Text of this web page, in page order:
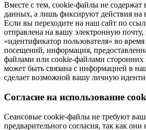
Вместе с тем, cookie-файлы не
данных, а лишь фиксируют действия на
Если вы переходите на наш сайт по
отправлена на вашу электронную почту,
«идентификатор пользователя» во
посещений, информация,
файлами или cookie-файлами сторонних
может быть связана с информацией в
сделает возможной вашу личную
Согласие на использование
Сеансовые cookie-файлы не требуют
предварительного согласия, так как